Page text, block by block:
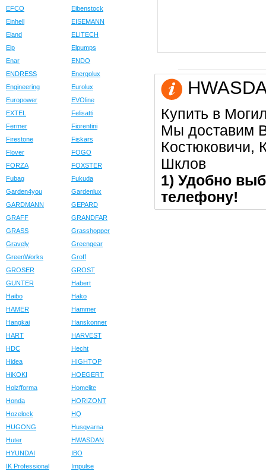
EFCO
Eibenstock
Einhell
EISEMANN
Eland
ELITECH
Elp
Elpumps
Enar
ENDO
ENDRESS
Energolux
Engineering
Eurolux
Europower
EVOline
EXTEL
Felisatti
Fermer
Fiorentini
Firestone
Fiskars
Flover
FOGO
FORZA
FOXSTER
Fubag
Fukuda
Garden4you
Gardenlux
GARDMANN
GEPARD
GRAFF
GRANDFAR
GRASS
Grasshopper
Gravely
Greengear
GreenWorks
Groff
GROSER
GROST
GUNTER
Habert
Haibo
Hako
HAMER
Hammer
Hangkai
Hanskonner
HART
HARVEST
HDC
Hecht
Hidea
HIGHTOP
HiKOKI
HOEGERT
Holzfforma
Homelite
Honda
HORIZONT
Hozelock
HQ
HUGONG
Husqvarna
Huter
HWASDAN
HYUNDAI
IBO
IK Professional
Impulse
Купить в
Мы доставим
Костюковичи,
Шклов
1) Удобно
телефону!